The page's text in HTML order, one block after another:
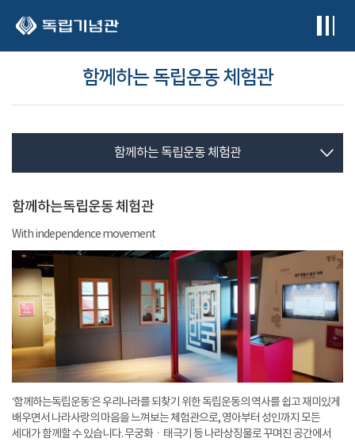
함께하는 독립운동 체험관
함께하는 독립운동 체험관
함께하는독립운동 체험관
With independence movement
‘함께하는독립운동’은 우리나라를 되찾기 위한 독립운동의 역사를 쉽고 재미있게
배우면서 나라사랑의 마음을 느껴보는 체험관으로, 영아부터 성인까지 모든
세대가 함께할 수 있습니다. 무궁화ㆍ태극기 등 나라상징물로 꾸며진 공간에서